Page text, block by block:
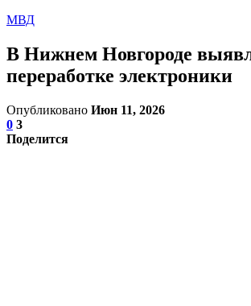
МВД
В Нижнем Новгороде
переработке электроники
Опубликовано Июн 11, 2026
0 3
Поделится